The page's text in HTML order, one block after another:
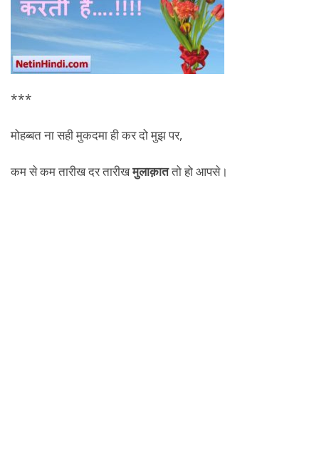
***
मोहब्बत ना सही मुकदमा ही कर दो मुझ पर,
कम से कम तारीख दर तारीखमुलाक़ाततो हो आपसे।